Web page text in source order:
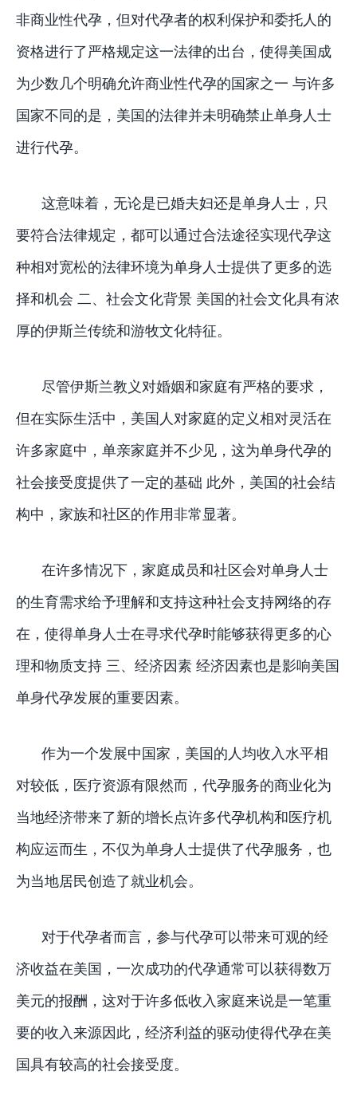
非商业性代孕，但对代孕者的权利保护和委托人的
资格进行了严格规定这一法律的出台，使得美国成
为少数几个明确允许商业性代孕的国家之一 与许多
国家不同的是，美国的法律并未明确禁止单身人士
进行代孕。
这意味着，无论是已婚夫妇还是单身人士，只
要符合法律规定，都可以通过合法途径实现代孕这
种相对宽松的法律环境为单身人士提供了更多的选
择和机会 二、社会文化背景 美国的社会文化具有浓
厚的伊斯兰传统和游牧文化特征。
尽管伊斯兰教义对婚姻和家庭有严格的要求，
但在实际生活中，美国人对家庭的定义相对灵活在
许多家庭中，单亲家庭并不少见，这为单身代孕的
社会接受度提供了一定的基础 此外，美国的社会结
构中，家族和社区的作用非常显著。
在许多情况下，家庭成员和社区会对单身人士
的生育需求给予理解和支持这种社会支持网络的存
在，使得单身人士在寻求代孕时能够获得更多的心
理和物质支持 三、经济因素 经济因素也是影响美国
单身代孕发展的重要因素。
作为一个发展中国家，美国的人均收入水平相
对较低，医疗资源有限然而，代孕服务的商业化为
当地经济带来了新的增长点许多代孕机构和医疗机
构应运而生，不仅为单身人士提供了代孕服务，也
为当地居民创造了就业机会。
对于代孕者而言，参与代孕可以带来可观的经
济收益在美国，一次成功的代孕通常可以获得数万
美元的报酬，这对于许多低收入家庭来说是一笔重
要的收入来源因此，经济利益的驱动使得代孕在美
国具有较高的社会接受度。